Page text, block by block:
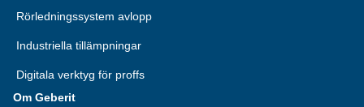
Rörledningssystem avlopp
Industriella tillämpningar
Digitala verktyg för proffs
Om Geberit